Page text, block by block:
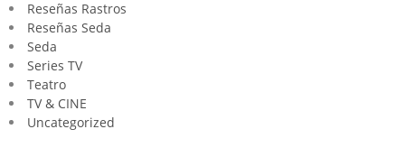
Reseñas Rastros
Reseñas Seda
Seda
Series TV
Teatro
TV & CINE
Uncategorized